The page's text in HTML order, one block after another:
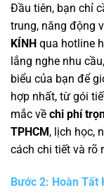
Đầu tiên, bạn chỉ
trung, năng động
KÍNH qua hotline
lắng nghe nhu
biểu của bạn để
hợp nhất, từ gói
mắc về chi phí
TPHCM , lịch học,
cách chi tiết và rõ
Bước 2: Hoàn Tất